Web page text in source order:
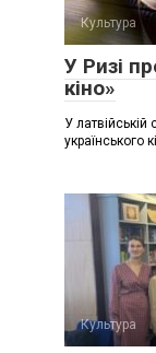
Культура
У Ризі
кіно»
У латвійській
українського
Культура